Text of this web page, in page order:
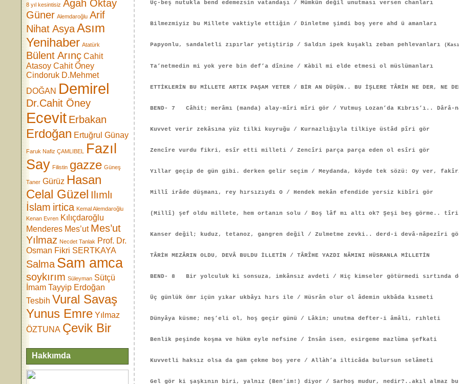
8 yıl kesintisiz Agah Oktay
Güner Alemdaroğlu Arif
Nihat AsyaAsım
Yenihaber Atatürk
Bülent Arınç Cahit
Atasoy Cahit Öney
Cindoruk D.Mehmet
DOĞAN Demirel
Dr.Cahit Öney
Ecevit Erbakan
Erdoğan Ertuğrul Günay
Faruk Nafiz ÇAMLIBEL
Fazıl
Say Filistin gazze Güneş
Taner Gürüz Hasan
Celal Güzel Ilımlı
İslam irtica Kemal Alemdaroğlu
Kenan Evren Kılıçdaroğlu
Menderes Mes’ut Mes’ut
Yılmaz Necdet Tanlak Prof. Dr.
Osman Fikri SERTKAYA
Salma Sam amca
soykırım Süleyman Sütçü
İmam Tayyip Erdoğan
Tesbih Vural Savaş
Yunus Emre Yılmaz
ÖZTUNA Çevik Bir
Hakkımda
Üç-beş nutukla bend edemezsin vatandaşı / Mümkün değil unutması versen chanları
Bilmezmiyiz bu Millete vaktiyle ettiğin / Dinletme şimdi boş yere ahd ü amanları
Papyonlu, sandaletli zıpırlar yetiştirip / Saldın ipek kuşaklı zeban pehlevanları
Ta’netmedin mi yok yere bin def’a dînine / Kàbil mi elde etmesi ol müslümanları
ETTİKLERİN BU MİLLETE ARTIK PAŞAM YETER / BİR AN DÜŞÜN.. BU İŞLERE TÂRİH NE DER, NE
BEND- 7 Câhit; merâmı (manda) alay-mîri mîri gör / Yutmuş Lozan’da Kıbrıs’ı..
Kuvvet verir zekâsına yüz tilki kuyruğu / Kurnazlığıyla tilkiye üstâd pîri gör
Zencîre vurdu fikri, esîr etti milleti / Zencîri parça parça eden ol esîri gör
Yıllar geçip de gün gibi. derken gelir seçim / Meydanda, köyde tek sözü: Oy ver,
Millî irâde düşmanı, rey hırsızıydı O / Hendek mekân efendide yersiz kibîri gör
(Millî) şef oldu millete, hem ortanın solu / Boş lâf mı altı ok? Şeşi beş görme.. tîri
Kanser değil; kuduz, tetanoz, gangren değil / Zulmetme zevki.. derd-i devâ-nâpezîri
TÂRİH MEZÂRIN OLDU, DEVÂ BULDU İLLETİN / TÂRÎHE YAZDI NÂMINI HÜSRANLA MİLLETİN
BEND- 8 Bir yolculuk ki sonsuza, imkânsız avdeti / Hiç kimseler götürmedi sırtında
Üç günlük ömr içün yıkar ukbâyı hırs ile / Hüsrân olur ol âdemin ukbâda kısmeti
Dünyâya küsme; neş’eli ol, hoş geçir günü / Lâkin; unutma defter-i âmâli, rıhleti
Benlik peşinde koşma ve hükm eyle nefsine / İnsân isen, esirgeme mazlùma şefkati
Kuvvetli haksız olsa da gam çekme boş yere / Allàh’a ilticâda bulursun selâmeti
Gel gör ki şaşkının biri, yalnız (Ben’im!) diyor / Sarhoş mudur, nedir?..akıl almaz